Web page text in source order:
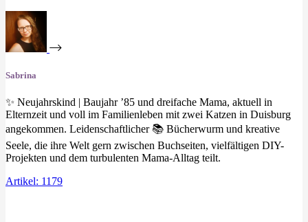
Sabrina
✨ Neujahrskind | Baujahr ’85 und dreifache Mama, aktuell in
Elternzeit und voll im Familienleben mit zwei Katzen in Duisburg
angekommen. Leidenschaftlicher 📚 Bücherwurm und kreative
Seele, die ihre Welt gern zwischen Buchseiten, vielfältigen DIY-
Projekten und dem turbulenten Mama-Alltag teilt.
Artikel: 1179